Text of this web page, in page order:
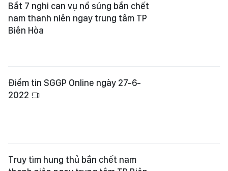
Bắt 7 nghi can vụ nổ súng bắn chết
nam thanh niên ngay trung tâm TP
Biên Hòa
Điểm tin SGGP Online ngày 27-6-
2022
Truy tìm hung thủ bắn chết nam